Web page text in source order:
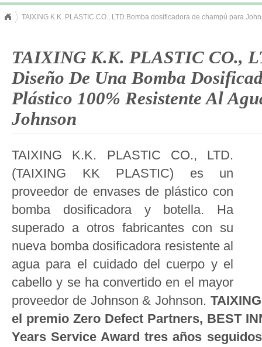
TAIXING K.K. PLASTIC CO., LTD.Bomba dosificadora de champú para
TAIXING K.K. PLASTIC CO.,
Diseño De Una Bomba
Plástico 100% Resistente Al
Johnson
TAIXING K.K. PLASTIC CO., LTD.
(TAIXING KK PLASTIC) es un
proveedor de envases de plástico con
bomba dosificadora y botella. Ha
superado a otros fabricantes con su
nueva bomba dosificadora resistente al
agua para el cuidado del cuerpo y el
cabello y se ha convertido en el mayor
proveedor de Johnson & Johnson.
el premio Zero Defect Partners, BEST
Years Service Award tres años seguidos